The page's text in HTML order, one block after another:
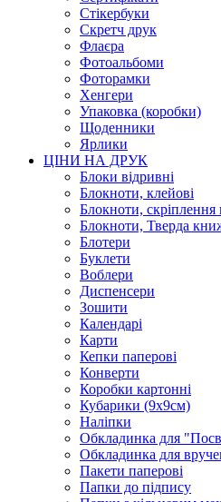
Стікербуки
Скретч друк
Флаєра
Фотоальбоми
Фоторамки
Хенгери
Упаковка (коробки)
Щоденники
Ярлики
ЦІНИ НА ДРУК
Блоки відривні
Блокноти, клейові
Блокноти,
Блокноти, Тверда
Блотери
Буклети
Воблери
Диспенсери
Зошити
Календарі
Карти
Кепки паперові
Конверти
Коробки картонні
Кубарики (9х9см)
Наліпки
Обкладинка для
Обкладинка для
Пакети паперові
Папки до підпису